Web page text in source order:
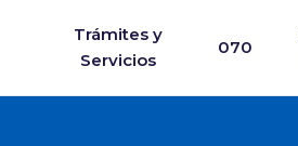
Trámites y
Servicios
070